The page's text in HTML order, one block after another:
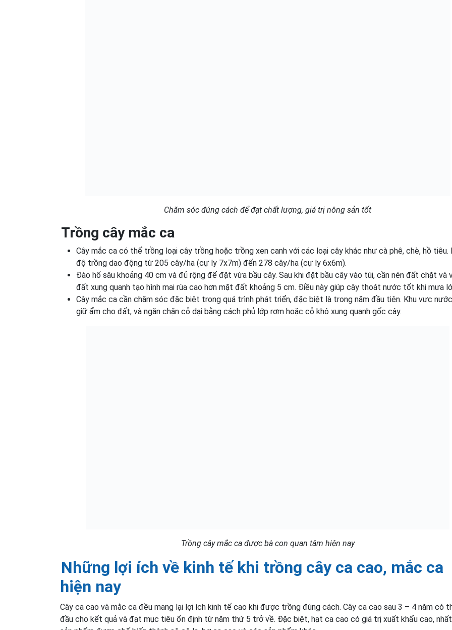
Chăm sóc đúng cách để đạt chất lượng, giá trị nông sản tốt
Trồng cây mắc ca
Cây mắc ca có thể trồng loại cây trồng hoặc trồng xen canh với các loại cây khác như cà phê, chè, hồ tiêu.
độ trồng dao động từ 205 cây/ha (cự ly 7x7m) đến 278 cây/ha (cự ly 6x6m).
Đào hố sâu khoảng 40 cm và đủ rộng để đặt vừa bầu cây. Sau khi đặt bầu cây vào túi, cần nén đất chặt và
đất xung quanh tạo hình mai rùa cao hơn mặt đất khoảng 5 cm. Điều này giúp cây thoát nước tốt khi mưa
Cây mắc ca cần chăm sóc đặc biệt trong quá trình phát triển, đặc biệt là trong năm đầu tiên. Khu vực
giữ ẩm cho đất, và ngăn chặn cỏ dại bằng cách phủ lớp rơm hoặc cỏ khô xung quanh gốc cây.
Trồng cây mắc ca được bà con quan tâm hiện nay
Những lợi ích về kinh tế khi trồng cây ca cao, mắc ca
hiện nay
Cây ca cao và mắc ca đều mang lại lợi ích kinh tế cao khi được trồng đúng cách. Cây ca cao sau 3 – 4 năm có
đầu cho kết quả và đạt mục tiêu ổn định từ năm thứ 5 trở về. Đặc biệt, hạt ca cao có giá trị xuất khẩu cao,